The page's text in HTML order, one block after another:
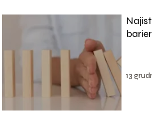
nimi
13